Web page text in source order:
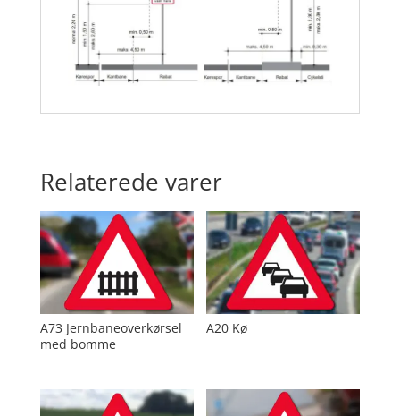
Relaterede varer
A73 Jernbaneoverkørsel
med bomme
A20 Kø